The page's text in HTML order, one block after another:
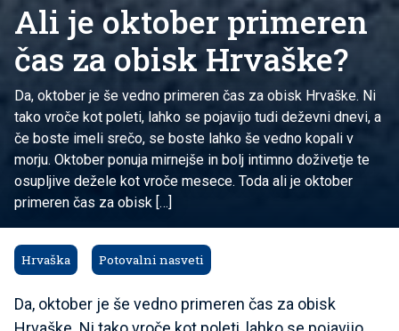
Ali je oktober primeren
čas za obisk Hrvaške?
Da, oktober je še vedno primeren čas za obisk Hrvaške. Ni
tako vroče kot poleti, lahko se pojavijo tudi deževni dnevi, a
če boste imeli srečo, se boste lahko še vedno kopali v
morju. Oktober ponuja mirnejše in bolj intimno doživetje te
osupljive dežele kot vroče mesece. Toda ali je oktober
primeren čas za obisk […]
Hrvaška Potovalni nasveti
Da, oktober je še vedno primeren čas za obisk